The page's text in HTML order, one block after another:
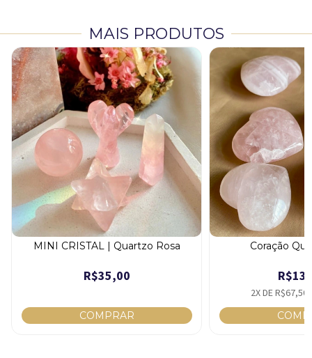
MAIS PRODUTOS
MINI CRISTAL | Quartzo Rosa
R$35,00
Coração
2X DER$67,50